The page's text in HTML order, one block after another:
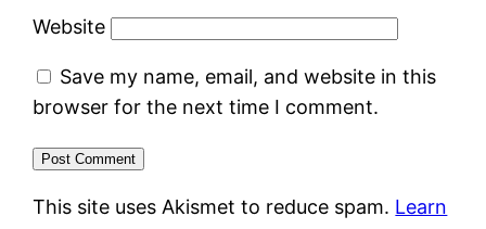
Website
Save my name, email, and website in this
browser for the next time I comment.
This site uses Akismet to reduce spam. Learn